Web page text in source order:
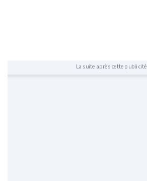
La suite après cette publicité